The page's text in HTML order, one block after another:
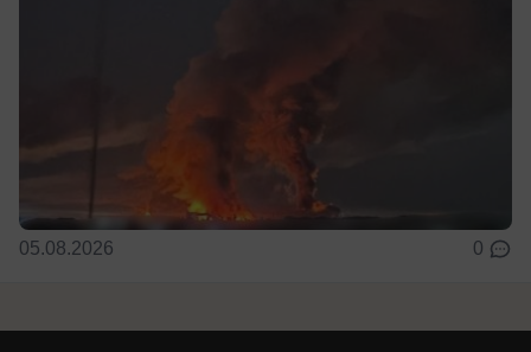
05.08.2026 0